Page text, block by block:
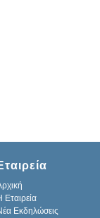
Εταιρεία
Εκδηλώσεις